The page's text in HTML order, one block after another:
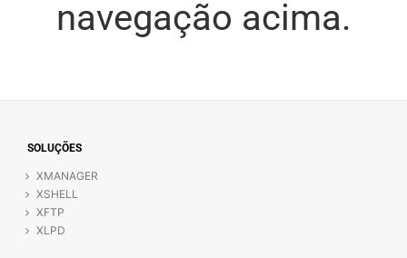
navegação acima.
SOLUÇÕES
XMANAGER
XSHELL
XFTP
XLPD